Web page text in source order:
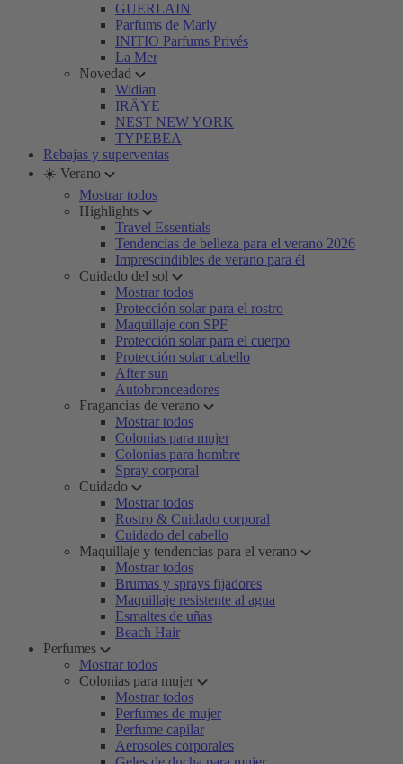
GUERLAIN
Parfums de Marly
INITIO Parfums Privés
La Mer
Novedad
Widian
IRÄYE
NEST NEW YORK
TYPEBEA
Rebajas y superventas
☀️ Verano
Mostrar todos
Highlights
Travel Essentials
Tendencias de belleza para el verano 2026
Imprescindibles de verano para él
Cuidado del sol
Mostrar todos
Protección solar para el rostro
Maquillaje con SPF
Protección solar para el cuerpo
Protección solar cabello
After sun
Autobronceadores
Fragancias de verano
Mostrar todos
Colonias para mujer
Colonias para hombre
Spray corporal
Cuidado
Mostrar todos
Rostro & Cuidado corporal
Cuidado del cabello
Maquillaje y tendencias para el verano
Mostrar todos
Brumas y sprays fijadores
Maquillaje resistente al agua
Esmaltes de uñas
Beach Hair
Perfumes
Mostrar todos
Colonias para mujer
Mostrar todos
Perfumes de mujer
Perfume capilar
Aerosoles corporales